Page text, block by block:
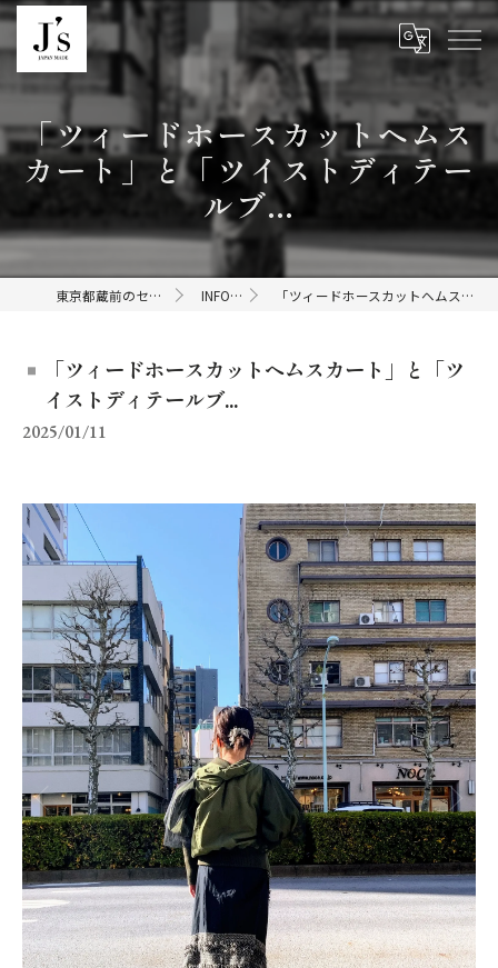
「ツィードホースカットヘムス
カート」と「ツイストディテー
ルブ...
東京都蔵前のセレクトショップならJ's INFORMATION 「ツィードホースカットヘムスカート」と「ツイストディテールブ...
「ツィードホースカットヘムスカート」と「ツ
イストディテールブ...
2025/01/11